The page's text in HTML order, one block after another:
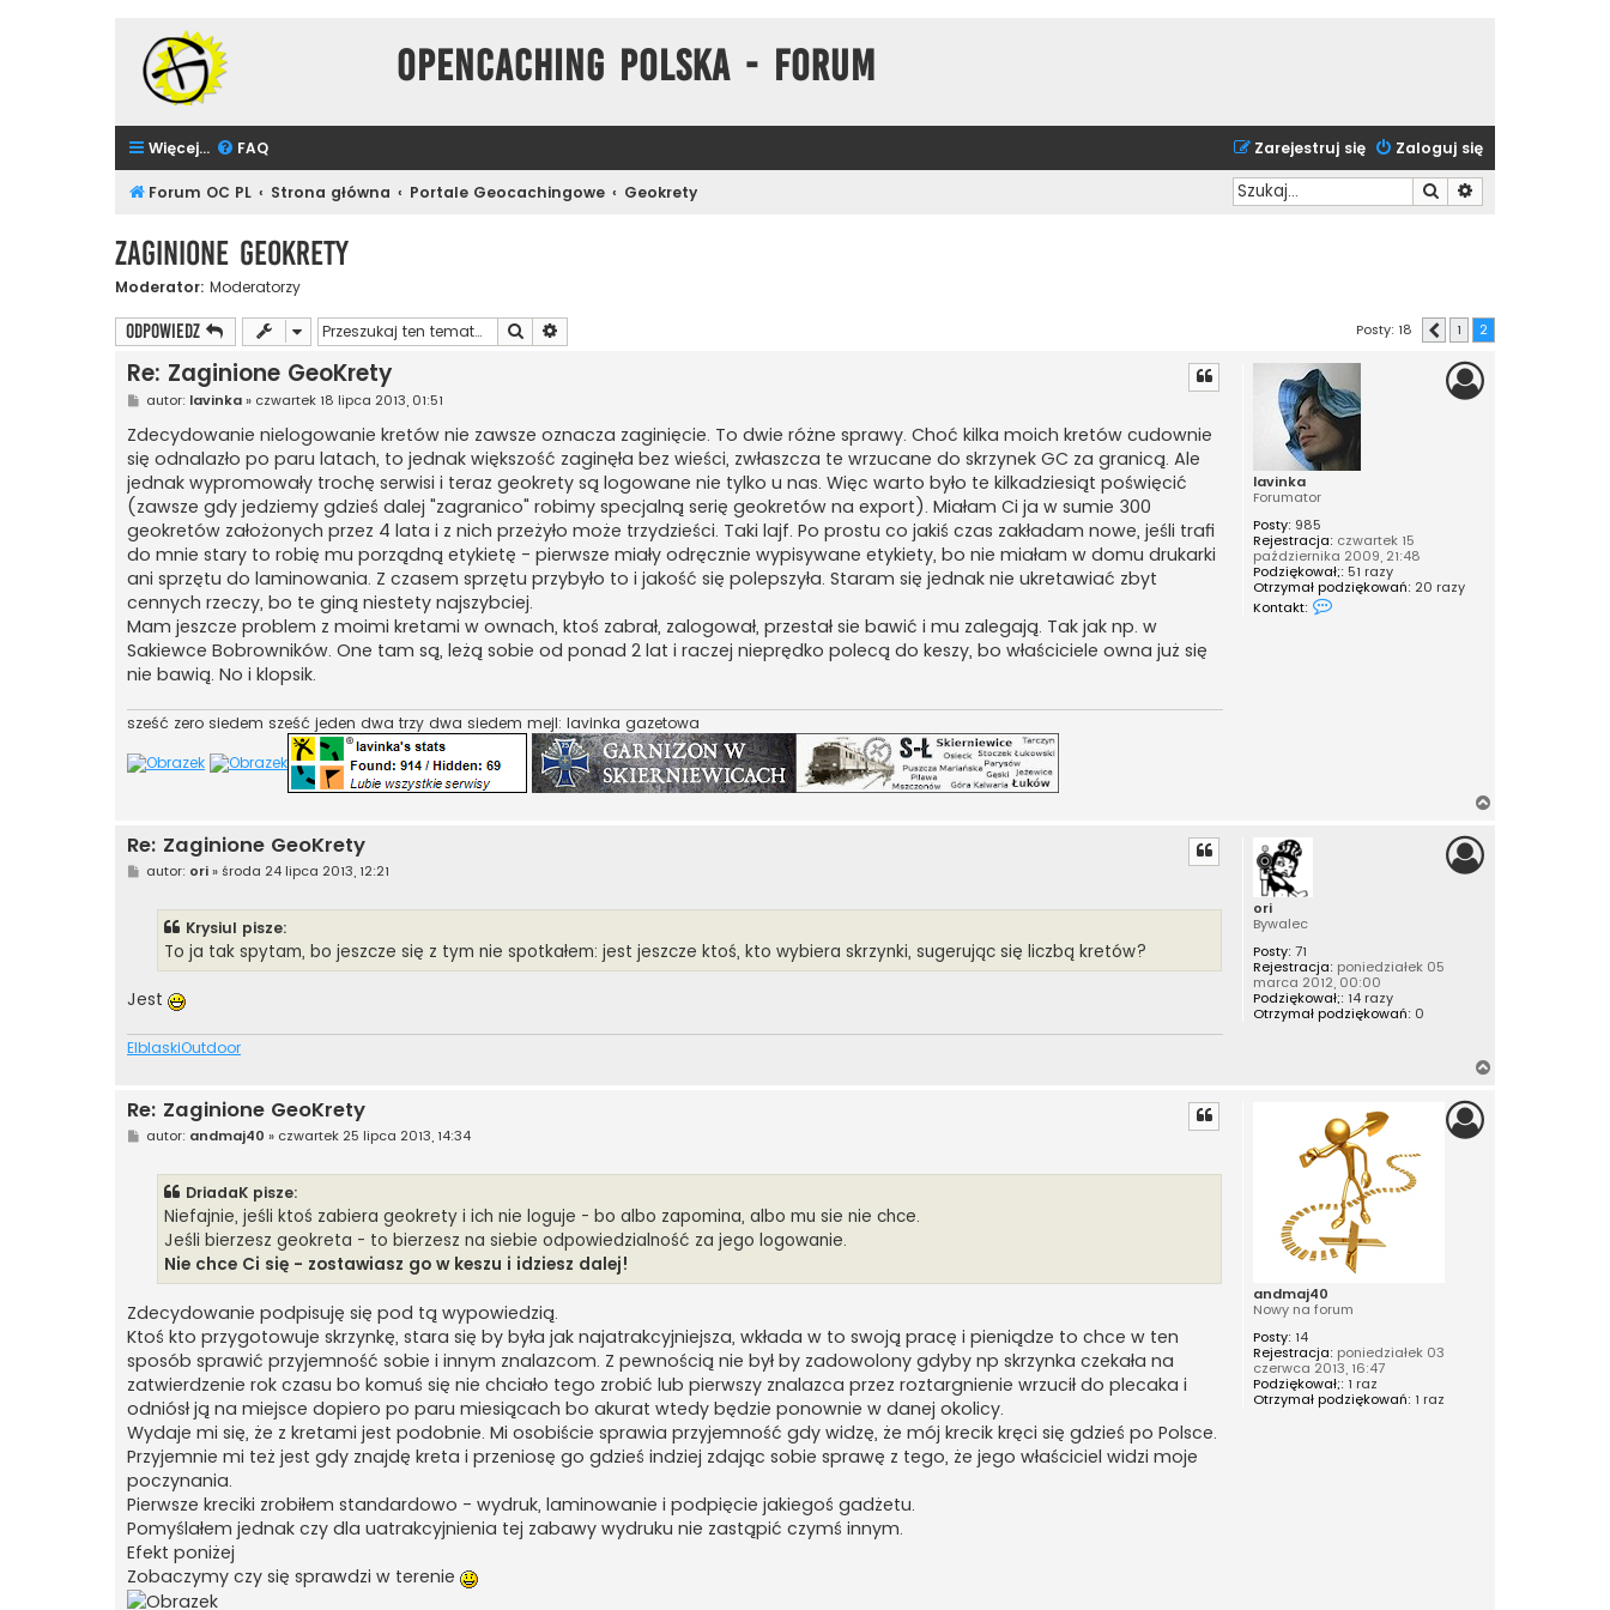
Opencaching Polska - Forum
Więcej… FAQ Zaloguj się
Zarejestruj się
Forum OC PL Strona główna Portale Geocachingowe Geokrety Szukaj
Zaginione GeoKrety
Moderator: Moderatorzy
ODPOWIEDZ Szukaj Posty: 18 Poprzednia
1 2
lavinka
Forumator
Posty: 985
Rejestracja: czwartek 15
października 2009, 21:48
Podziękował;: 51 razy
Otrzymał podziękowań: 20 razy
Kontakt:
Re: Zaginione GeoKrety
P
s
t
autor: lavinka» czwartek 18 lipca 2013, 01:51
Zdecydowanie nielogowanie kretów nie zawsze oznacza zaginięcie. To dwie różne sprawy. Choć kilka moich kretów cudownie
się odnalazło po paru latach, to jednak większość zaginęła bez wieści, zwłaszcza te wrzucane do skrzynek GC za granicą. Ale
jednak wypromowały trochę serwisi i teraz geokrety są logowane nie tylko u nas. Więc warto było te kilkadziesiąt poświęcić
(zawsze gdy jedziemy gdzieś dalej "zagranico" robimy specjalną serię geokretów na export). Miałam Ci ja w sumie 300
geokretów założonych przez 4 lata i z nich przeżyło może trzydzieści. Taki lajf. Po prostu co jakiś czas zakładam nowe, jeśli trafi
do mnie stary to robię mu porządną etykietę - pierwsze miały odręcznie wypisywane etykiety, bo nie miałam w domu drukarki
ani sprzętu do laminowania. Z czasem sprzętu przybyło to i jakość się polepszyła. Staram się jednak nie ukretawiać zbyt
cennych rzeczy, bo te giną niestety najszybciej.
Mam jeszcze problem z moimi kretami w ownach, ktoś zabrał, zalogował, przestał sie bawić i mu zalegają. Tak jak np. w
Sakiewce Bobrowników. One tam są, leżą sobie od ponad 2 lat i raczej nieprędko polecą do keszy, bo właściciele owna już się
nie bawią. No i klopsik.
sześć zero siedem sześć jeden dwa trzy dwa siedem mejl: lavinka gazetowa
ori
Bywalec
Posty: 71
Rejestracja: poniedziałek 05
marca 2012, 00:00
Podziękował;: 14 razy
Otrzymał podziękowań: 0
Re: Zaginione GeoKrety
Pautor: ori» środa 24 lipca 2013, 12:21
Krysiul pisze:
To ja tak spytam, bo jeszcze się z tym nie spotkałem: jest jeszcze ktoś, kto wybiera skrzynki, sugerując się liczbą kretów?
Jest
ElblaskiOutdoor
andmaj40
Nowy na forum
Posty: 14
Rejestracja: poniedziałek 03
czerwca 2013, 16:47
Podziękował;: 1 raz
Otrzymał podziękowań: 1 raz
Re: Zaginione GeoKrety
Pautor: andmaj40 » czwartek 25 lipca 2013, 14:34
DriadaK pisze:
Niefajnie, jeśli ktoś zabiera geokrety i ich nie loguje - bo albo zapomina, albo mu sie nie chce.
Jeśli bierzesz geokreta - to bierzesz na siebie odpowiedzialność za jego logowanie.
Nie chce Ci się - zostawiasz go w keszu i idziesz dalej!
Zdecydowanie podpisuję się pod tą wypowiedzią.
Ktoś kto przygotowuje skrzynkę, stara się by była jak najatrakcyjniejsza, wkłada w to swoją pracę i pieniądze to chce w ten
sposób sprawić przyjemność sobie i innym znalazcom. Z pewnością nie był by zadowolony gdyby np skrzynka czekała na
zatwierdzenie rok czasu bo komuś się nie chciało tego zrobić lub pierwszy znalazca przez roztargnienie wrzucił do plecaka i
odniósł ją na miejsce dopiero po paru miesiącach bo akurat wtedy będzie ponownie w danej okolicy.
Wydaje mi się, że z kretami jest podobnie. Mi osobiście sprawia przyjemność gdy widzę, że mój krecik kręci się gdzieś po Polsce.
Przyjemnie mi też jest gdy znajdę kreta i przeniosę go gdzieś indziej zdając sobie sprawę z tego, że jego właściciel widzi moje
poczynania.
Pierwsze kreciki zrobiłem standardowo - wydruk, laminowanie i podpięcie jakiegoś gadżetu.
Pomyślałem jednak czy dla uatrakcyjnienia tej zabawy wydruku nie zastąpić czymś innym.
Efekt poniżej
Zobaczymy czy się sprawdzi w terenie